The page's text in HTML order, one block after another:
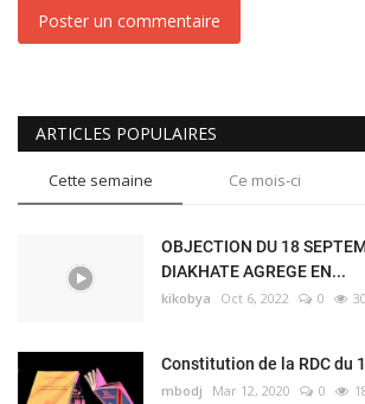
Poster un commentaire
ARTICLES POPULAIRES
Cette semaine Ce mois-ci
OBJECTION DU 18
DIAKHATE AGREGE EN...
kikobya Oct 6, 2022 0
Constitution de la RDC du
mbodj Mar 12, 2020 0